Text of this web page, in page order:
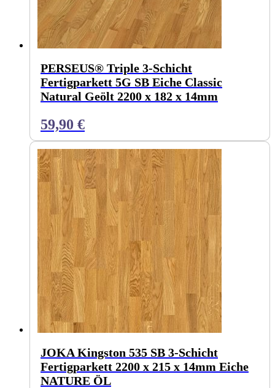
PERSEUS® Triple 3-Schicht
Fertigparkett 5G SB Eiche Classic
Natural Geölt 2200 x 182 x 14mm
59,90 €
JOKA Kingston 535 SB 3-Schicht
Fertigparkett 2200 x 215 x 14mm Eiche
NATURE ÖL